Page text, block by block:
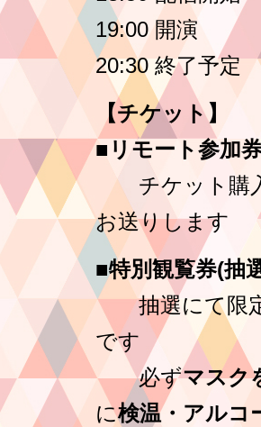
19:00 開演
20:30 終了予定
【チケット】
■リモート参加
チケット購入
お送りします
■特別観覧券(抽
抽選にて限定
です
必ずマスク
に検温・アルコ